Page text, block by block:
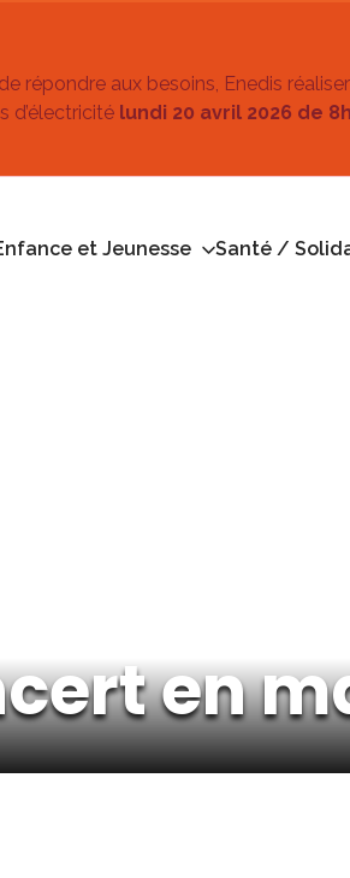
répondre aux besoins, Enedis
d’électricité lundi 20 avril 2026 de
et Jeunesse
Santé /
en